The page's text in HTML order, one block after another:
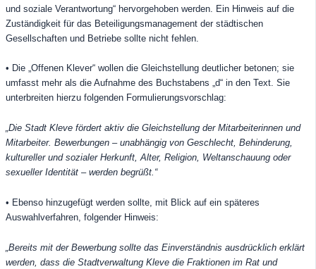
und soziale Verantwortung“ hervorgehoben werden. Ein Hinweis auf die
Zuständigkeit für das Beteiligungsmanagement der städtischen
Gesellschaften und Betriebe sollte nicht fehlen.
• Die „Offenen Klever“ wollen die Gleichstellung deutlicher betonen; sie
umfasst mehr als die Aufnahme des Buchstabens „d“ in den Text. Sie
unterbreiten hierzu folgenden Formulierungsvorschlag:
„Die Stadt Kleve fördert aktiv die Gleichstellung der Mitarbeiterinnen und
Mitarbeiter. Bewerbungen – unabhängig von Geschlecht, Behinderung,
kultureller und sozialer Herkunft, Alter, Religion, Weltanschauung oder
sexueller Identität – werden begrüßt.“
• Ebenso hinzugefügt werden sollte, mit Blick auf ein späteres
Auswahlverfahren, folgender Hinweis:
„Bereits mit der Bewerbung sollte das Einverständnis ausdrücklich erklärt
werden, dass die Stadtverwaltung Kleve die Fraktionen im Rat und